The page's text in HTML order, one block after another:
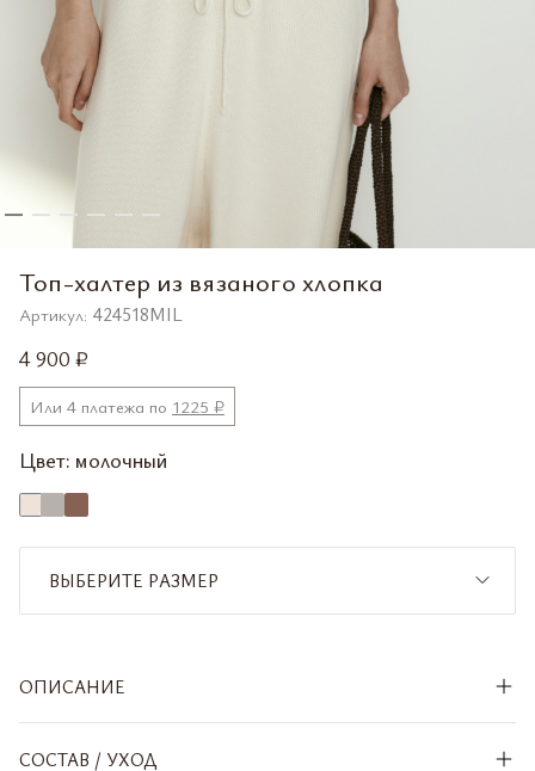
Топ-халтер из вязаного хлопка
Артикул: 424518MIL
4 900 ₽
Или 4 платежа по 1225 ₽
Цвет: молочный
ВЫБЕРИТЕ РАЗМЕР
S СООБЩИТЬ О ПОСТУПЛЕНИИ
ОПИСАНИЕ
СОСТАВ / УХОД